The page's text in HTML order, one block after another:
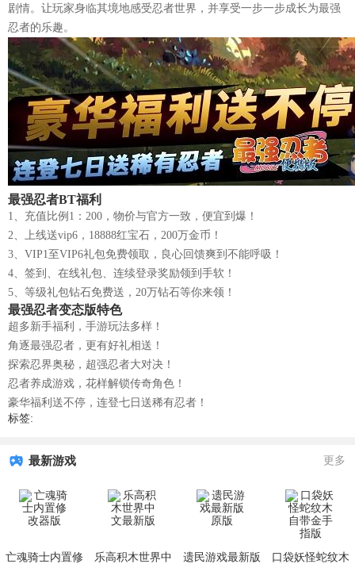
剧情。让玩家身临其境地感受忍者世界，并享受一步一步成长为最强
忍者的乐趣。
最强忍者BT福利
1、充值比例1：200，物价与官方一致，便宜到爆！
2、上线送vip6，18888红宝石，200万金币！
3、VIP1至VIP6礼包免费领取，良心回馈爽到不能呼吸！
4、签到、在线礼包、连续登录奖励领到手软！
5、等级礼包钻石免费送，20万钻石等你来领！
最强忍者变态版特色
超多新手福利，手游玩法多样！
角逐最强忍者，更有好礼相送！
探索忍界奥秘，超强忍者大对决！
忍者养成游戏，花样解锁传奇角色！
豪华福利送不停，连登七日送稀有忍者！
标签:
最新游戏 更多
亡魂骑士内置修
乐高积木世界中
遗民游戏最新版
口袋妖怪蛇纹木